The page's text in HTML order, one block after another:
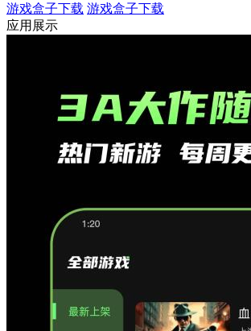
游戏盒子下载 游戏盒子下载
应用展示